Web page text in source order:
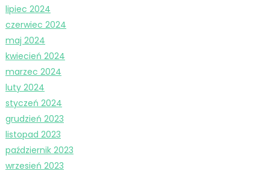
lipiec 2024
czerwiec 2024
maj 2024
kwiecień 2024
marzec 2024
luty 2024
styczeń 2024
grudzień 2023
listopad 2023
październik 2023
wrzesień 2023